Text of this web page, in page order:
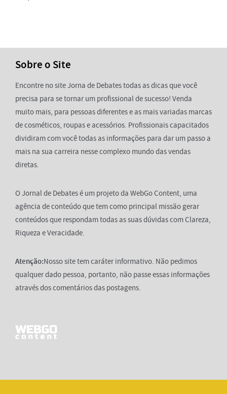
Sobre o Site
Encontre no site Jorna de Debates todas as dicas que você
precisa para se tornar um profissional de sucesso! Venda
muito mais, para pessoas diferentes e as mais variadas marcas
de cosméticos, roupas e acessórios. Profissionais capacitados
dividiram com você todas as informações para dar um passo a
mais na sua carreira nesse complexo mundo das vendas
diretas.
O Jornal de Debates é um projeto da WebGo Content, uma
agência de conteúdo que tem como principal missão gerar
conteúdos que respondam todas as suas dúvidas com Clareza,
Riqueza e Veracidade.
Atenção:Nosso site tem caráter informativo. Não pedimos
qualquer dado pessoa, portanto, não passe essas informações
através dos comentários das postagens.